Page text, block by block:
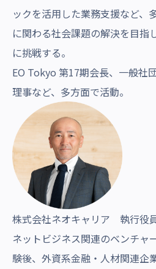
ックを活用した業務支援など、
に関わる社会課題の解決を目指
に挑戦する。
EO Tokyo 第17期会長、一般社
理事など、多方面で活動。
株式会社ネオキャリア 執行役
ネットビジネス関連のベンチャ
験後、外資系金融・人材関連企